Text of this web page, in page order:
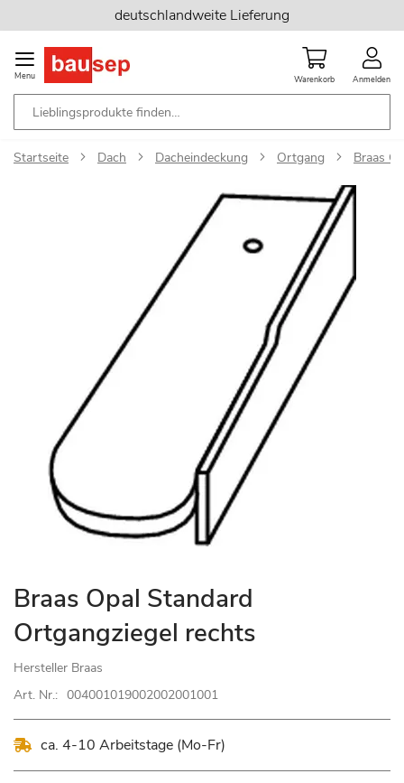
Inhalt
springen
deutschlandweite Lieferung
Menu Warenkorb Anmelden
Startseite Dach Dacheindeckung Ortgang Braas
Zum
Anfang
der
Bildgalerie
springen
Braas Opal Standard
Ortgangziegel rechts
Hersteller Braas
Art. Nr.: 004001019002002001001
ca. 4-10 Arbeitstage (Mo-Fr)